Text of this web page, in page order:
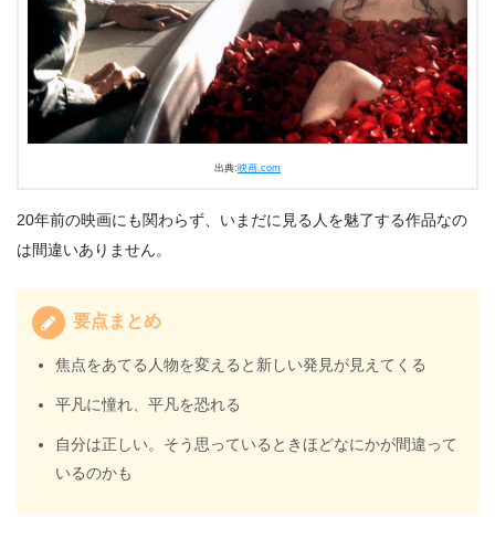
出典:映画.com
20年前の映画にも関わらず、いまだに見る人を魅了する作品なの
は間違いありません。
要点まとめ
焦点をあてる人物を変えると新しい発見が見えてくる
平凡に憧れ、平凡を恐れる
自分は正しい。そう思っているときほどなにかが間違って
いるのかも